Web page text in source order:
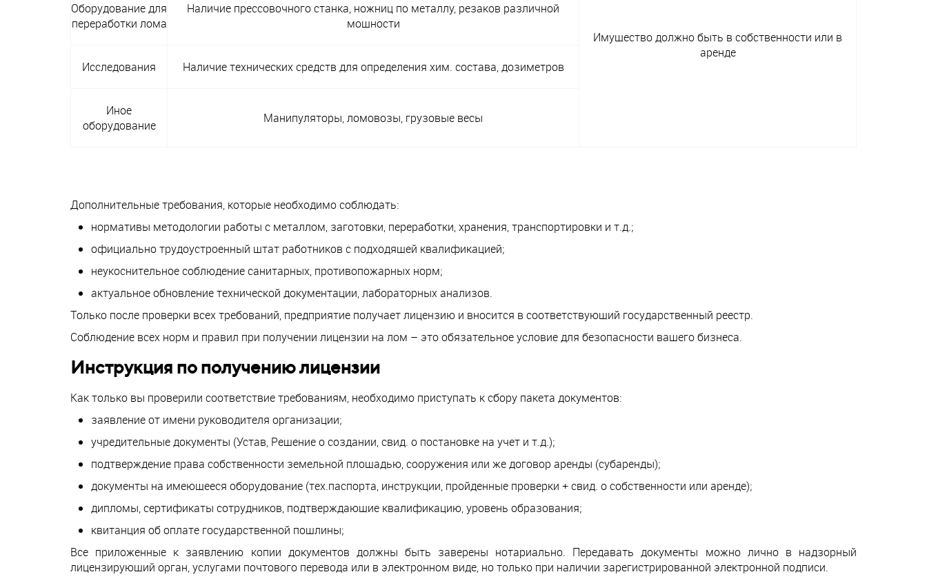
Имущество должно быть в собственности или в
аренде
Оборудование для
переработки лома
Наличие прессовочного станка, ножниц по металлу, резаков различной
мощности
Исследования Наличие технических средств для определения хим. состава, дозиметров
Иное
оборудование
Манипуляторы, ломовозы, грузовые весы
Дополнительные требования, которые необходимо соблюдать:
нормативы методологии работы с металлом, заготовки, переработки, хранения, транспортировки и т.д.;
официально трудоустроенный штат работников с подходящей квалификацией;
неукоснительное соблюдение санитарных, противопожарных норм;
актуальное обновление технической документации, лабораторных анализов.
Только после проверки всех требований, предприятие получает лицензию и вносится в соответствующий государственный реестр.
Соблюдение всех норм и правил при получении лицензии на лом – это обязательное условие для безопасности вашего бизнеса.
Инструкция по получению лицензии
Как только вы проверили соответствие требованиям, необходимо приступать к сбору пакета документов:
заявление от имени руководителя организации;
учредительные документы (Устав, Решение о создании, свид. о постановке на учет и т.д.);
подтверждение права собственности земельной площадью, сооружения или же договор аренды (субаренды);
документы на имеющееся оборудование (тех.паспорта, инструкции, пройденные проверки + свид. о собственности или аренде);
дипломы, сертификаты сотрудников, подтверждающие квалификацию, уровень образования;
квитанция об оплате государственной пошлины;
Все приложенные к заявлению копии документов должны быть заверены нотариально. Передавать документы можно лично в надзорный
лицензирующий орган, услугами почтового перевода или в электронном виде, но только при наличии зарегистрированной электронной подписи.